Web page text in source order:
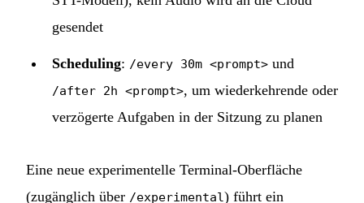
gesendet
Scheduling: /every 30m <prompt> und
/after 2h <prompt>, um wiederkehrende oder
verzögerte Aufgaben in der Sitzung zu planen
Eine neue experimentelle Terminal-Oberfläche
(zugänglich über /experimental) führt ein